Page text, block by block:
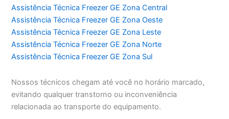
Assistência Técnica Freezer GE Zona Central
Assistência Técnica Freezer GE Zona Oeste
Assistência Técnica Freezer GE Zona Leste
Assistência Técnica Freezer GE Zona Norte
Assistência Técnica Freezer GE Zona Sul
Nossos técnicos chegam até você no horário marcado,
evitando qualquer transtorno ou inconveniência
relacionada ao transporte do equipamento.